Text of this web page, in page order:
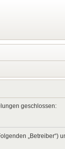
geschlossen:
„Betreiber“)